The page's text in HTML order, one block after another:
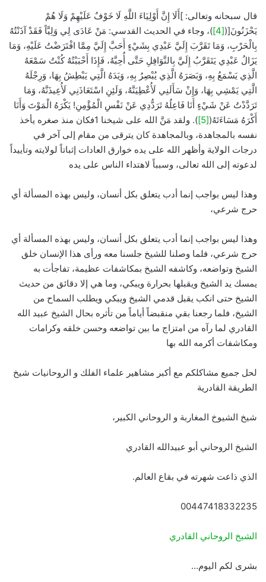
قال سبحانه وتعالى: ]أَلَا إِنَّ أَوْلِيَاءَ اللَّهِ لَا خَوْفٌ عَلَيْهِمْ وَلَا هُمْ
يَحْزَنُونَ[([4]
)، وجاء في الحديث القدسي: مَنْ عَادَى لِي وَلِيَّاً فَقَدْ آذَنْتُهُ
بِالْحَرْبِ، وَمَا تَقَرَّبَ إِلَيَّ عَبْدِي بِشَيْءٍ أَحَبَّ إِلَيَّ مِمَّا افْتَرَضْتُ عَلَيْهِ، وَمَا
يَزَالُ عَبْدِي يَتَقَرَّبُ إِلَيَّ بِالنَّوَافِلِ حَتَّى أُحِبَّهُ، فَإِذَا أَحْبَبْتُهُ كُنْتُ سَمْعَهُ
الَّذِي يَسْمَعُ بِهِ، وَبَصَرَهُ الَّذِي يُبْصِرُ بِهِ، وَيَدَهُ الَّتِي يَبْطِشُ بِهَا، وَرِجْلَهُ
الَّتِي يَمْشِي بِهَا، وَإِنْ سَأَلَنِي لَأُعْطِيَنَّهُ، وَلَئِنِ اسْتَعَاذَنِي لَأُعِيذَنَّهُ، وَمَا
تَرَدَّدْتُ عَنْ شَيْءٍ أَنَا فَاعِلُهُ تَرَدُّدِي عَنْ نَفْسِ الْمُؤْمِنِ! يَكْرَهُ الْمَوْتَ وَأَنَا
أَكْرَهُ مَسَاءَتَهُ([5]
). ولقد مَنَّ الله على شيخنا 1فكان منذ صغره يأخذ
نفسه بالمجاهدة، وبالمجاهدة كان يترقى من مقام إلى آخر في
درجات الولاية وأظهر الله على يده خوارق العادات إثباتاً لولايته وتأييداً
لدعوته إلى الله تعالى، وسبباً لاهتداء الناس على يده
وهذا ليس بواجب إنما أدب يتعلق بكل أنسان، وليس بهذه المسألة أي
حرج شرعي،
وهذا ليس بواجب إنما أدب يتعلق بكل أنسان، وليس بهذه المسألة أي
حرج شرعي، فلما وصلنا للشيخ جلسنا معه ورأى هذا الإنسان خلق
الشيخ وتواضعه، وكاشفه الشيخ بمكاشفات عظيمة، تفاجأت به
يمسك يد الشيخ ويقبلها بحرارة ويبكي، وما هي إلا دقائق من حديث
الشيخ حتى انكب يقبل قدمي الشيخ ويبكي ويطلب السماح من
الشيخ، فلما رجعنا بقي منقبضاً أياماً من تأثره بحال الشيخ عبيد الله
القادري لما رآه من امتزاج ما بين تواضعه وحسن خلقه وكرامات
ومكاشفات أكرمه الله بها
لحل جميع مشاكلكم مع أكبر مشاهير علماء الفلك و الروحانيات شيخ
الطريقة القادرية
شيخ الشيوخ المغاربة و الروحاني الكبير،
الشيخ الروحاني أبو عبيدالله القادري
الذي ذاعت شهرته في بقاع العالم.
00447418332235
الشيخ الروحاني القادري
بشرى لكم اليوم…